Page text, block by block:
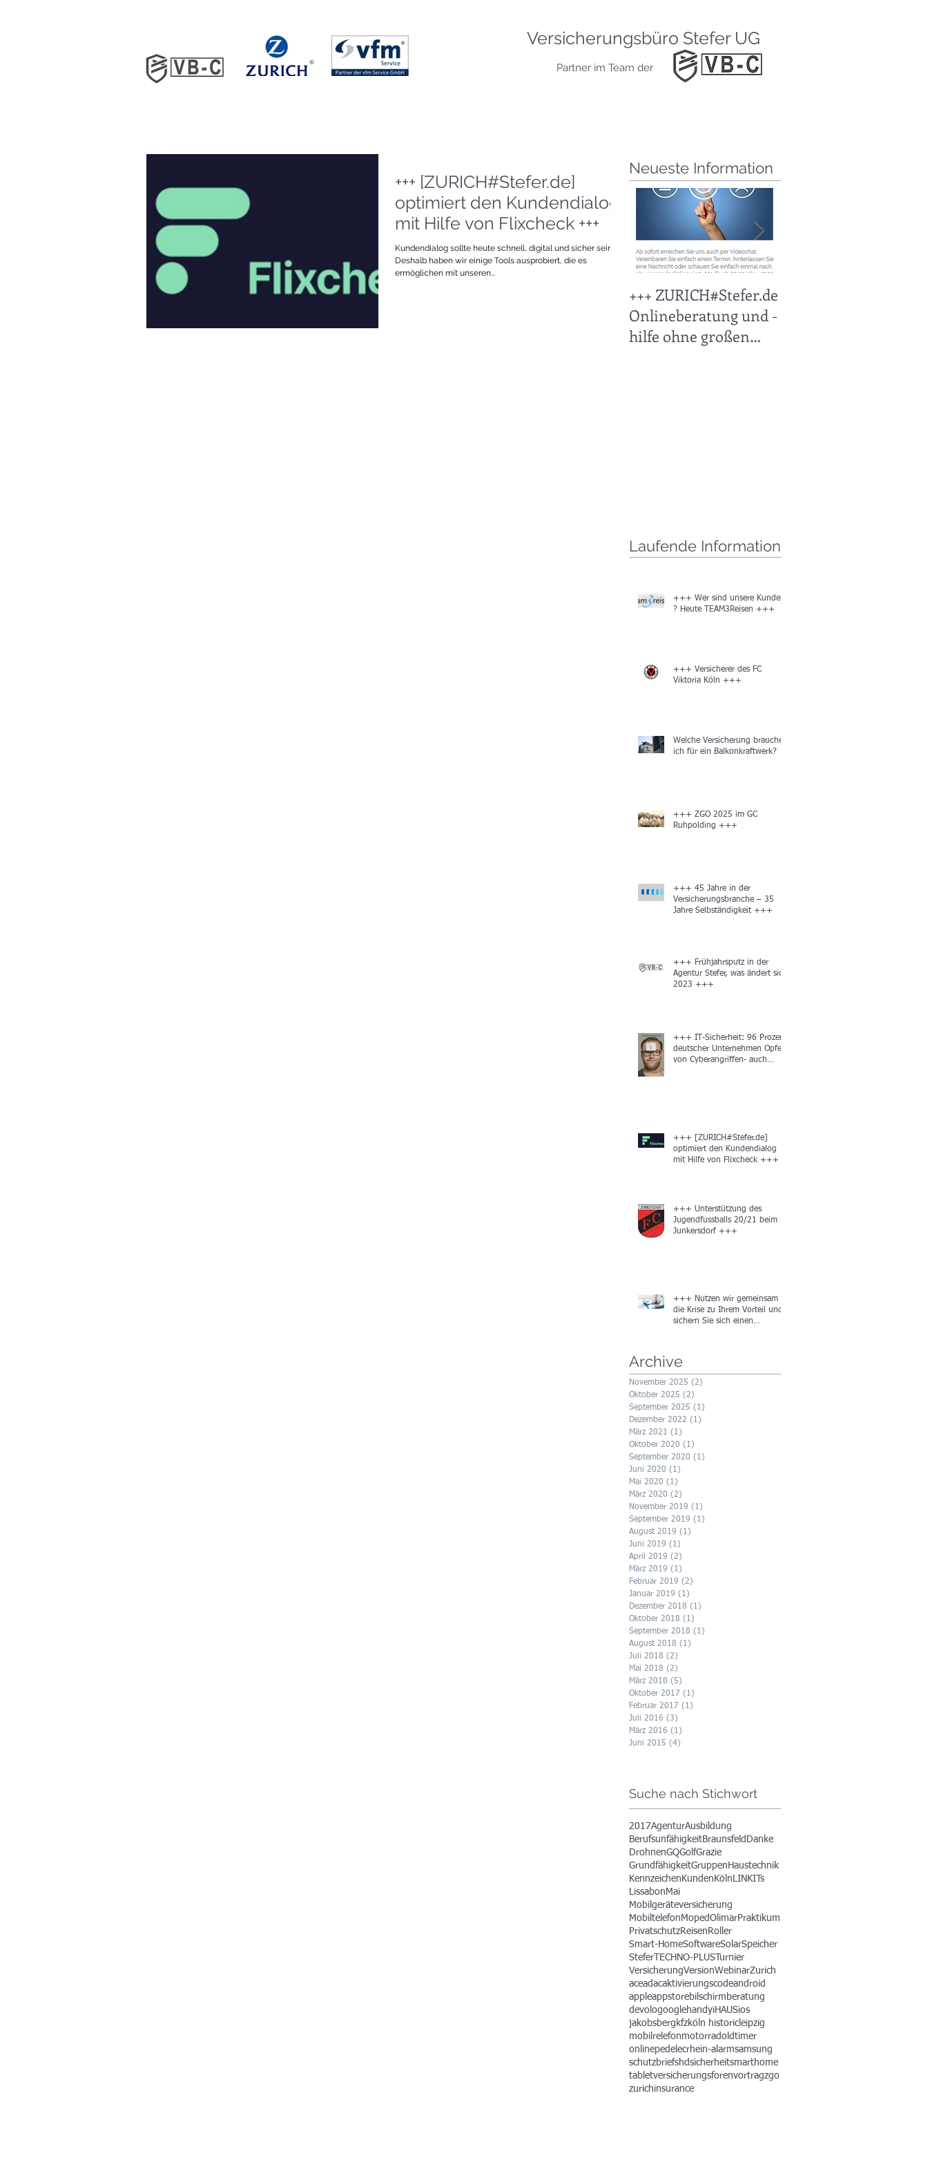
Versicherungsbüro Stefer UG
Partner im Team der
+++ [ZURICH#Stefer.de]
optimiert den Kundendialog
mit Hilfe von Flixcheck +++
Kundendialog sollte heute schnell, digital und sicher sein.
Deshalb haben wir einige Tools ausprobiert, die es
ermöglichen mit unseren...
Neueste Information
+++ ZURICH#Stefer.de
Onlineberatung und -
hilfe ohne großen
Laufende Information
+++ Wer sind unsere Kunden
? Heute TEAM3Reisen +++
+++ Versicherer des FC
Viktoria Köln +++
Welche Versicherung brauche
ich für ein Balkonkraftwerk?
+++ ZGO 2025 im GC
Ruhpolding +++
+++ 45 Jahre in der
Versicherungsbranche – 35
Jahre Selbständigkeit +++
+++ Frühjahrsputz in der
Agentur Stefer, was ändert sich
2023 +++
+++ IT-Sicherheit: 96 Prozent
deutscher Unternehmen Opfer
von Cyberangriffen- auch
+++ [ZURICH#Stefer.de]
optimiert den Kundendialog
mit Hilfe von Flixcheck +++
+++ Unterstützung des
Jugendfussballs 20/21 beim FC
Junkersdorf +++
+++ Nutzen wir gemeinsam
die Krise zu Ihrem Vorteil und
sichern Sie sich einen
Archive
November 2025 (2)
Oktober 2025 (2)
September 2025 (1)
Dezember 2022 (1)
März 2021 (1)
Oktober 2020 (1)
September 2020 (1)
Juni 2020 (1)
Mai 2020 (1)
März 2020 (2)
November 2019 (1)
September 2019 (1)
August 2019 (1)
Juni 2019 (1)
April 2019 (2)
März 2019 (1)
Februar 2019 (2)
Januar 2019 (1)
Dezember 2018 (1)
Oktober 2018 (1)
September 2018 (1)
August 2018 (1)
Juli 2018 (2)
Mai 2018 (2)
März 2018 (5)
Oktober 2017 (1)
Februar 2017 (1)
Juli 2016 (3)
März 2016 (1)
Juni 2015 (4)
Suche nach Stichwort
2017AgenturAusbildung
BerufsunfähigkeitBraunsfeld Danke
DrohnenGQGolfGrazie
GrundfähigkeitGruppen Haustechnik
Kennzeichen Kunden Köln LINKITs
Lissabon Mai
Mobilgeräteversicherung
Mobiltelefon MopedOlimarPraktikum
PrivatschutzReisen Roller
Smart-HomeSoftwareSolarSpeicher
Stefer TECHNO-PLUS Turnier
VersicherungVersionWebinarZurich
aceadacaktivierungscodeandroid
appleappstorebilschirmberatung
devologooglehandyiHAUSios
jakobsberg kfzköln historic leipzig
mobilrelefonmotorradoldtimer
onlinepedelecrhein-alarmsamsung
schutzbriefshdsicherheitsmarthome
tabletversicherungsforenvortragzgo
zurichinsurance